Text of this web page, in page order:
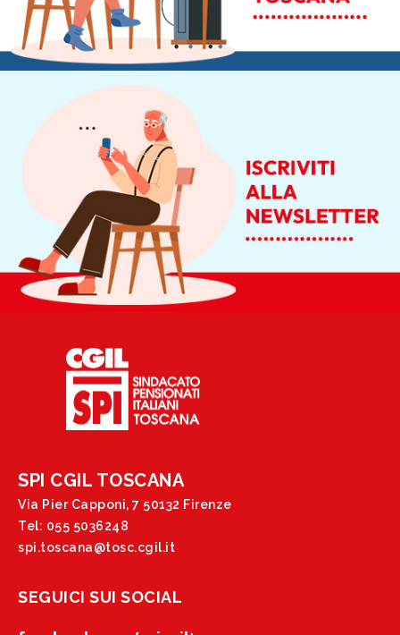
SPI CGIL TOSCANA
Via Pier Capponi, 7 50132 Firenze
Tel: 055 5036248
spi.toscana@tosc.cgil.it
SEGUICI SUI SOCIAL